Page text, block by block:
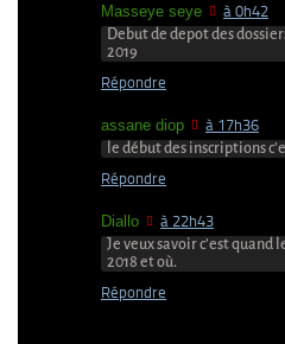
Masseye seye à 0h42
Debut de depot des
2019
Répondre
assane diop à 17h36
le début des inscriptions
Répondre
Diallo à 22h43
Je veux savoir c’est quand
2018 et où.
Répondre